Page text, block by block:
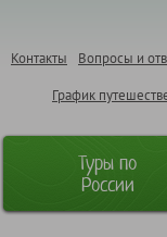
Вопросы и
Контакты
График
Туры по
России